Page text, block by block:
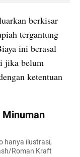
berkisar
tergantung
ini berasal
jika belum
ketentuan
Minuman
hanya ilustrasi,
Roman Kraft